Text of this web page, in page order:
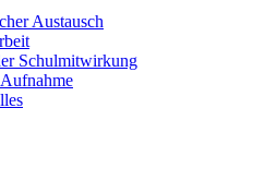
Austausch
Schulmitwirkung